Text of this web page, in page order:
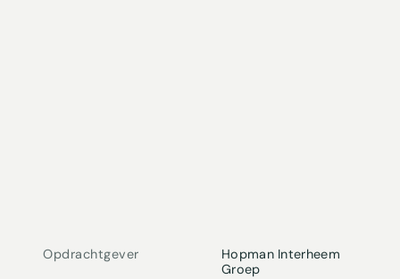
Opdrachtgever
Hopman Interheem
Groep